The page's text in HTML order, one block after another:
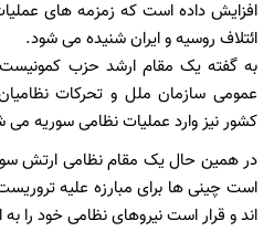
افزایش داده است که زمزمه های
ائتلاف روسیه و ایران شنیده می شود.
به گفته یک مقام ارشد حزب
عمومی سازمان ملل و تحرکات
کشور نیز وارد عملیات نظامی سوریه می
در همین حال یک مقام نظامی ارتش
است چینی ها برای مبارزه علیه
اند و قرار است نیروهای نظامی خود را